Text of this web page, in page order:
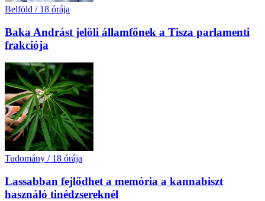
Belföld / 18 órája
Baka Andrást jelöli államfőnek a Tisza parlamenti
frakciója
Tudomány / 18 órája
Lassabban fejlődhet a memória a kannabiszt
használó tinédzsereknél